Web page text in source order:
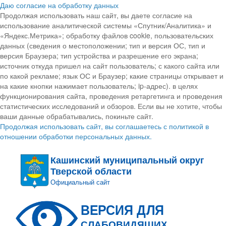
Даю согласие на обработку данных
Продолжая использовать наш сайт, вы даете согласие на
использование аналитической системы «Спутник/Аналитика» и
«Яндекс.Метрика»; обработку файлов cookie, пользовательских
данных (сведения о местоположении; тип и версия ОС, тип и
версия Браузера; тип устройства и разрешение его экрана;
источник откуда пришел на сайт пользователь; с какого сайта или
по какой рекламе; язык ОС и Браузер; какие страницы открывает и
на какие кнопки нажимает пользователь; ip-адрес). в целях
функционирования сайта, проведения ретаргетинга и проведения
статистических исследований и обзоров. Если вы не хотите, чтобы
ваши данные обрабатывались, покиньте сайт.
Продолжая использовать сайт, вы соглашаетесь с политикой в
отношении обработки персональных данных.